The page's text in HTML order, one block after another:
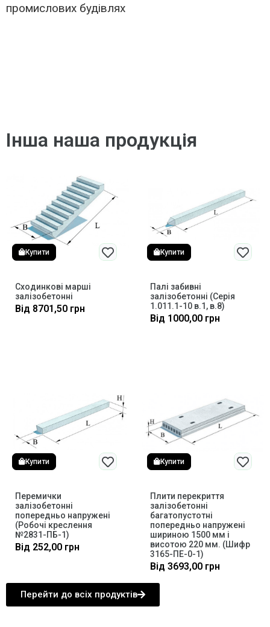
промислових будівлях
Інша наша продукція
Купити
Сходинкові марші
залізобетонні
Від 8701,50 грн
Купити
Палі забивні
залізобетонні (Серія
1.011.1-10 в.1, в.8)
Від 1000,00 грн
Купити
Перемички
залізобетонні
попередньо напружені
(Робочі креслення
№2831-ПБ-1)
Від 252,00 грн
Купити
Плити перекриття
залізобетонні
багатопустотні
попередньо напружені
шириною 1500 мм і
висотою 220 мм. (Шифр
3165-ПЕ-0-1)
Від 3693,00 грн
Перейти до всіх продуктів